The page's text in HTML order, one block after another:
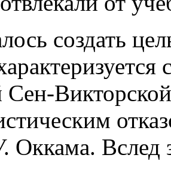
создать
Сен-
Оккама. Вслед